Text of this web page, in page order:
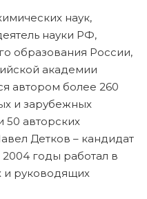
наук,
науки РФ,
образования России,
академии
автором более 260
и зарубежных
50 авторских
Детков – кандидат
2004 годы работал в
руководящих